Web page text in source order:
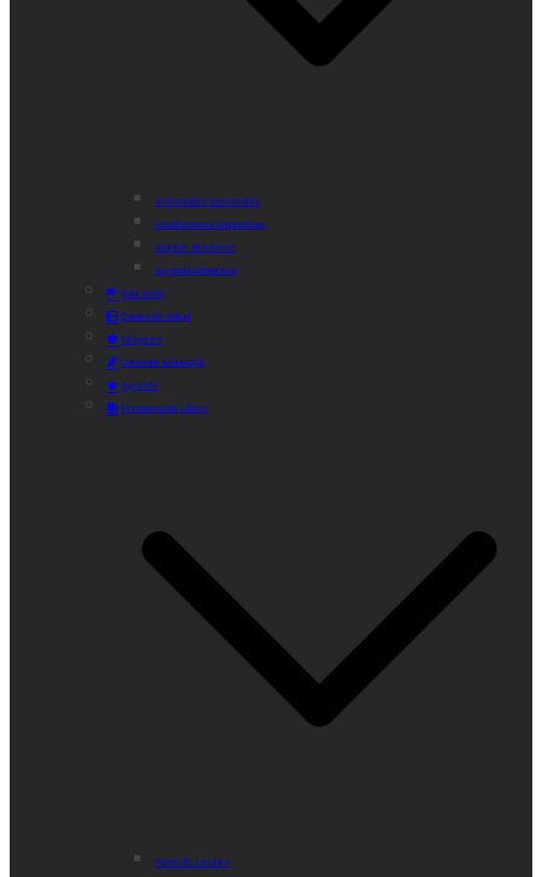
Actividades Semanales
Instalaciones Deportivas
Alquiler Bicicletas
Agenda Deportiva
Educación
Centro de Salud
Mayores
Comedor Municipal
Agenda
Préstamo de Libros
Punto de Lectura